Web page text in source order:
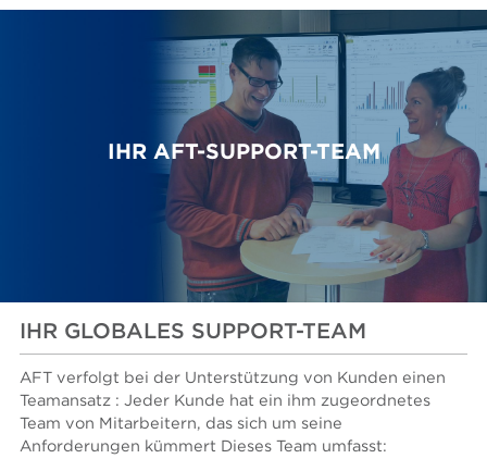
IHR AFT-SUPPORT-TEAM
IHR GLOBALES SUPPORT-TEAM
AFT verfolgt bei der Unterstützung von Kunden einen
Teamansatz : Jeder Kunde hat ein ihm zugeordnetes
Team von Mitarbeitern, das sich um seine
Anforderungen kümmert Dieses Team umfasst: